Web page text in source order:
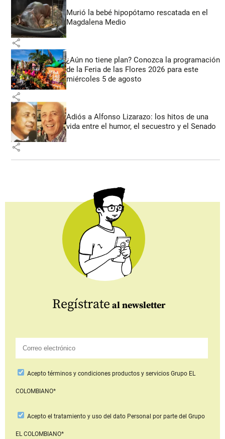
Murió la bebé hipopótamo rescatada en el
Magdalena Medio
share
¿Aún no tiene plan? Conozca la programación
de la Feria de las Flores 2026 para este
miércoles 5 de agosto
share
Adiós a Alfonso Lizarazo: los hitos de una
vida entre el humor, el secuestro y el Senado
share
Regístrate al newsletter
Aceptotérminos y condiciones productos y serviciosGrupo EL
COLOMBIANO*
Acepto el tratamiento y uso del dato Personal por parte del Grupo
EL COLOMBIANO*